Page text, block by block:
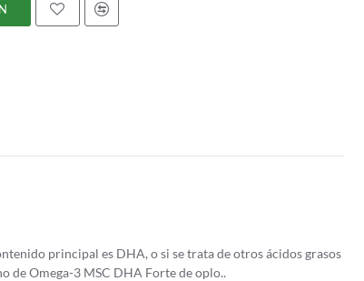
principal es DHA, o si se trata de otros ácidos grasos
de Omega-3 MSC DHA Forte de oplo..